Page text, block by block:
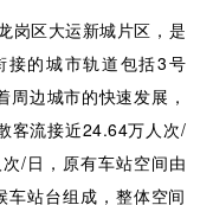
岗区大运新城片区，是
接的城市轨道包括3号
边城市的快速发展，
客流接近24.64万人次/
/日，原有车站空间由
车站台组成，整体空间